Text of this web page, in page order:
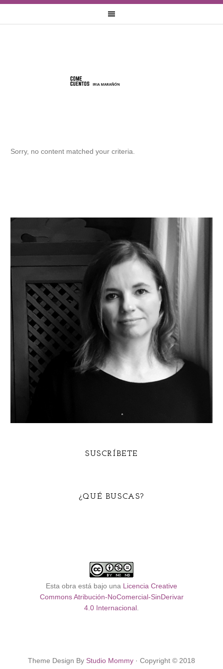
Sorry, no content matched your criteria.
SUSCRÍBETE
¿QUÉ BUSCAS?
Esta obra está bajo una Licencia Creative
Commons Atribución-NoComercial-SinDerivar
4.0 Internacional.
Theme Design By Studio Mommy · Copyright © 2018